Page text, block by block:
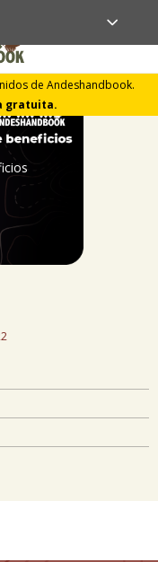
de Andeshandbook.
gratuita.